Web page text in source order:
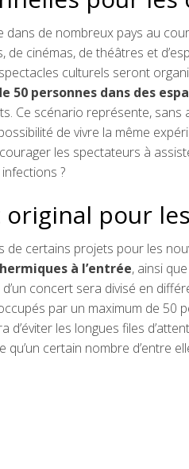
dans de nombreux pays au
de cinémas, de théâtres et
culturels seront
50 personnes dans des
Ce scénario représente,
de vivre la même
les spectateurs à
?
pour
de certains projets pour les
à l’entrée, ainsi
concert sera divisé en
par un maximum de 50
les longues files
certain nombre d’entre